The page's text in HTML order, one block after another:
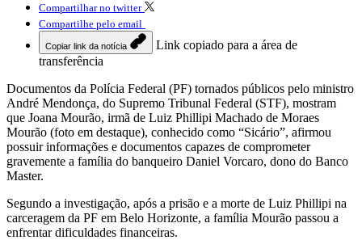
Compartilhar no twitter
Compartilhe pelo email
Copiar link da notícia
Link copiado para a área de
transferência
Documentos da Polícia Federal (PF) tornados públicos pelo ministro
André Mendonça, do Supremo Tribunal Federal (STF), mostram
que Joana Mourão, irmã de Luiz Phillipi Machado de Moraes
Mourão (foto em destaque), conhecido como “Sicário”, afirmou
possuir informações e documentos capazes de comprometer
gravemente a família do banqueiro Daniel Vorcaro, dono do Banco
Master.
Segundo a investigação, após a prisão e a morte de Luiz Phillipi na
carceragem da PF em Belo Horizonte, a família Mourão passou a
enfrentar dificuldades financeiras.